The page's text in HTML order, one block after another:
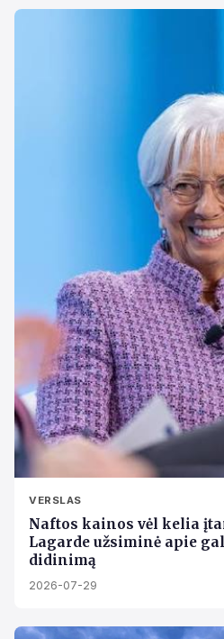
VERSLAS
Naftos kainos vėl kelia
Lagarde užsiminė apie
didinimą
2026-07-29